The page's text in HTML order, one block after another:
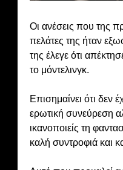
Οι ανέσεις που της
πελάτες της ήταν
της έλεγε ότι
το μόντελινγκ.
Επισημαίνει ότι δεν
ερωτική συνεύρεση
ικανοποιείς τη
καλή συντροφιά και